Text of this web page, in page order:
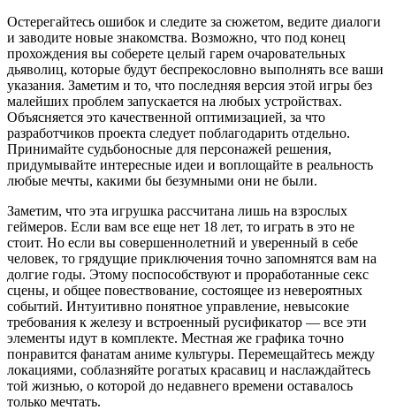
Остерегайтесь ошибок и следите за сюжетом, ведите диалоги
и заводите новые знакомства. Возможно, что под конец
прохождения вы соберете целый гарем очаровательных
дьяволиц, которые будут беспрекословно выполнять все ваши
указания. Заметим и то, что последняя версия этой игры без
малейших проблем запускается на любых устройствах.
Объясняется это качественной оптимизацией, за что
разработчиков проекта следует поблагодарить отдельно.
Принимайте судьбоносные для персонажей решения,
придумывайте интересные идеи и воплощайте в реальность
любые мечты, какими бы безумными они не были.
Заметим, что эта игрушка рассчитана лишь на взрослых
геймеров. Если вам все еще нет 18 лет, то играть в это не
стоит. Но если вы совершеннолетний и уверенный в себе
человек, то грядущие приключения точно запомнятся вам на
долгие годы. Этому поспособствуют и проработанные секс
сцены, и общее повествование, состоящее из невероятных
событий. Интуитивно понятное управление, невысокие
требования к железу и встроенный русификатор — все эти
элементы идут в комплекте. Местная же графика точно
понравится фанатам аниме культуры. Перемещайтесь между
локациями, соблазняйте рогатых красавиц и наслаждайтесь
той жизнью, о которой до недавнего времени оставалось
только мечтать.